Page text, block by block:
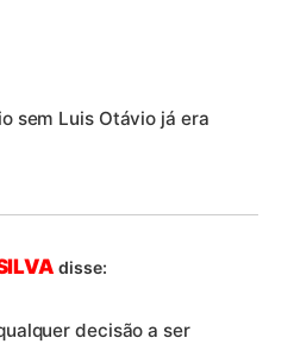
sem Luis Otávio já era
disse:
decisão a ser